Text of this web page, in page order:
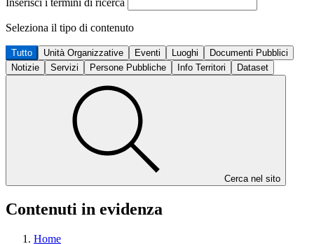
Inserisci i termini di ricerca
Seleziona il tipo di contenuto
Tutto Unità Organizzative Eventi Luoghi
Documenti Pubblici
Notizie
Servizi Persone Pubbliche Info Territori Dataset
Cerca nel sito
Contenuti in evidenza
Home